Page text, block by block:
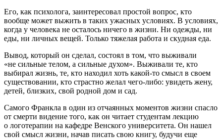
Его, как психолога, заинтересовал простой вопрос, кто
вообще может выжить в таких ужасных условиях. В условиях,
когда у человека не осталось ничего в жизни. Ни одежды, ни
еды, ни личных вещей. Только тяжелая работа и скудная еда.
Вывод, который он сделал, состоял в том, что выживали
«не сильные телом, а сильные духом». Выживали те, кто
выбирал жизнь, те, кто находил хоть какой-то смысл в своем
существовании, кто страстно желал чего-либо: увидеть жену,
детей, близких, свой родной дом и сад.
Самого Франкла в один из отчаянных моментов жизни спасло
от смерти видение того, как он читает студентам лекцию
о логотерапии на кафедре Венского университета. Он нашел
свой смысл жизни, начав писать свою книгу, будучи еще